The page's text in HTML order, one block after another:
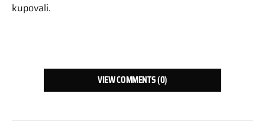
kupovali.
VIEW COMMENTS (0)